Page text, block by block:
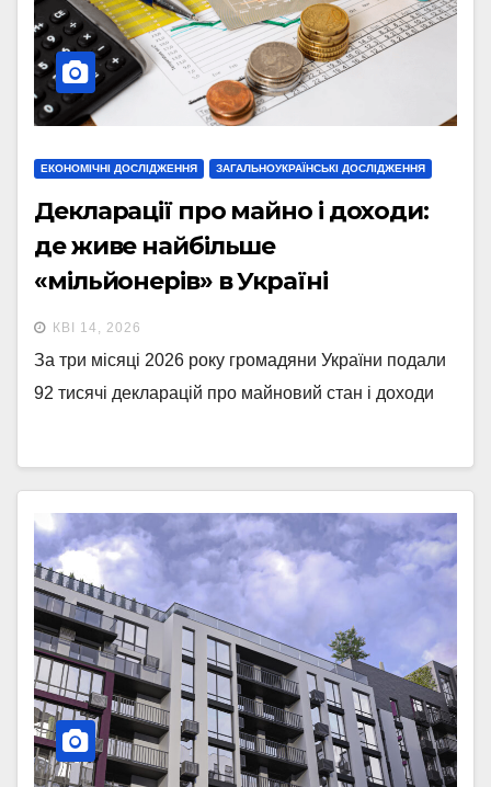
ЕКОНОМІЧНІ ДОСЛІДЖЕННЯ ЗАГАЛЬНОУКРАЇНСЬКІ ДОСЛІДЖЕННЯ
Декларації про майно і доходи:
де живе найбільше
«мільйонерів» в Україні
(інфографіка)
КВІ 14, 2026
За три місяці 2026 року громадяни України подали
92 тисячі декларацій про майновий стан і доходи